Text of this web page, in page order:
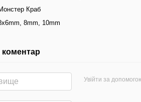
Краб
8mm, 10mm
коментар
Увійти за